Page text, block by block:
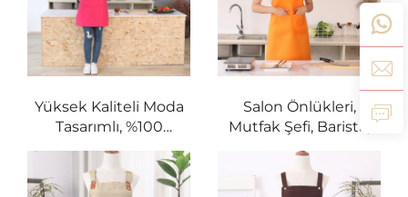
Garsonluk İçin
Yüksek Kaliteli Moda
Tasarımlı, %100
Polyester, Yumuşak
Şef Önlüğü,
Ayarlanabilir Boyutlu
Salon Önlükleri,
Mutfak Şefi, Barista,
BBQ Önlüğü, Bar,
Kuaför, Polyester
Mutfak Önlüğü,